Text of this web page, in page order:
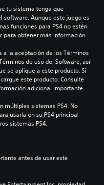
tu sistema tenga que
software. Aunque este juego es
funciones para PS4 no estén
para obtener más información.
a la aceptación de los Términos
de uso del Software, así
se aplique a este producto. Si
este producto. Consulte
adicional importante.
múltiples sistemas PS4. No
usarla en su PS4 principal
sistemas PS4.